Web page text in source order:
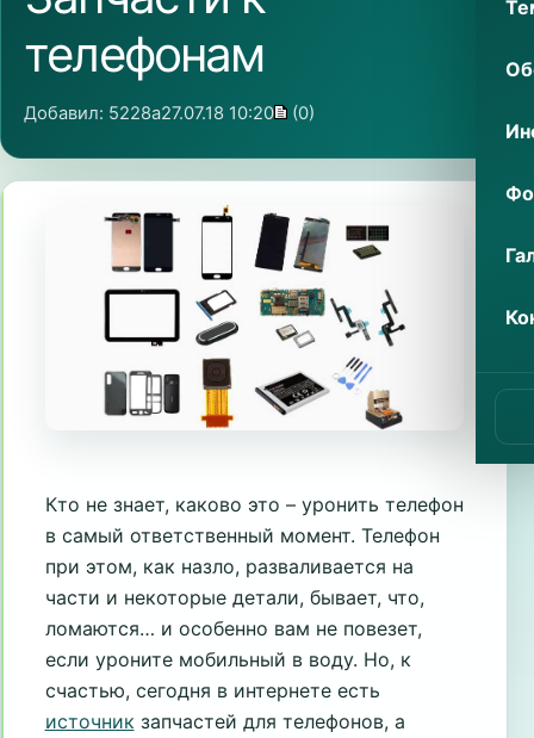
телефонам
Добавил: 5228a27.07.18 10:20 (0)
Кто не знает, каково это – уронить телефон
в самый ответственный момент. Телефон
при этом, как назло, разваливается на
части и некоторые детали, бывает, что,
ломаются… и особенно вам не повезет,
если уроните мобильный в воду. Но, к
счастью, сегодня в интернете есть
источник запчастей для телефонов, а